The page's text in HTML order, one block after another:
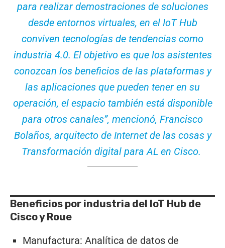
para realizar demostraciones de soluciones
desde entornos virtuales, en el IoT Hub
conviven tecnologías de tendencias como
industria 4.0. El objetivo es que los asistentes
conozcan los beneficios de las plataformas y
las aplicaciones que pueden tener en su
operación, el espacio también está disponible
para otros canales”, mencionó, Francisco
Bolaños, arquitecto de Internet de las cosas y
Transformación digital para AL en Cisco.
Beneficios por industria del IoT Hub de
Cisco y Roue
Manufactura: Analítica de datos de